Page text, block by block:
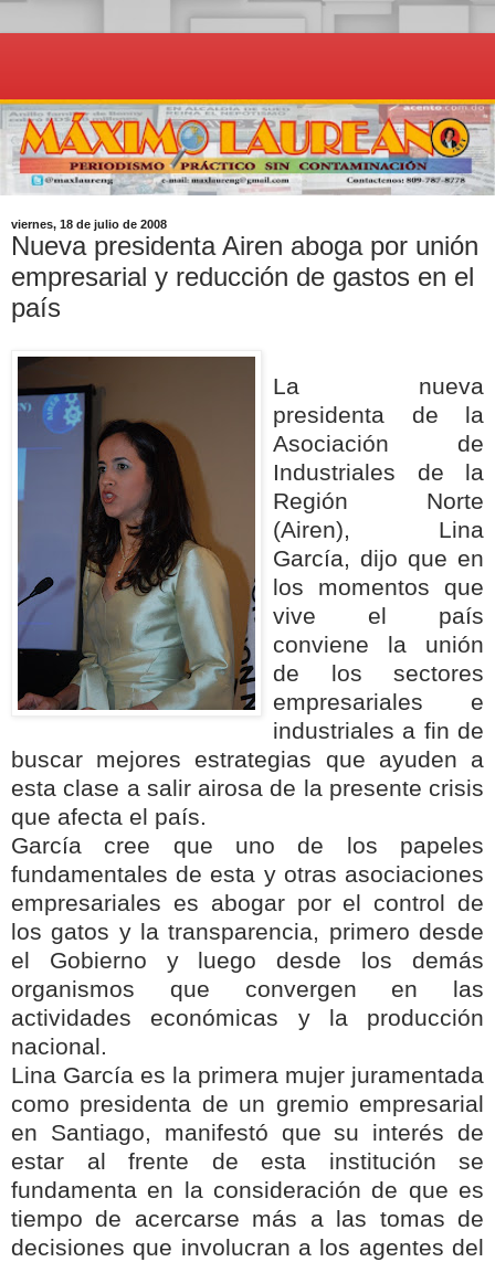
viernes, 18 de julio de 2008
Nueva presidenta Airen aboga por unión
empresarial y reducción de gastos en el
país
La nueva
presidenta de la
Asociación de
Industriales de la
Región Norte
(Airen), Lina
García, dijo que en
los momentos que
vive el país
conviene la unión
de los sectores
empresariales e
industriales a fin de
buscar mejores estrategias que ayuden a
esta clase a salir airosa de la presente crisis
que afecta el país.
García cree que uno de los papeles
fundamentales de esta y otras asociaciones
empresariales es abogar por el control de
los gatos y la transparencia, primero desde
el Gobierno y luego desde los demás
organismos que convergen en las
actividades económicas y la producción
nacional.
Lina García es la primera mujer juramentada
como presidenta de un gremio empresarial
en Santiago, manifestó que su interés de
estar al frente de esta institución se
fundamenta en la consideración de que es
tiempo de acercarse más a las tomas de
decisiones que involucran a los agentes del